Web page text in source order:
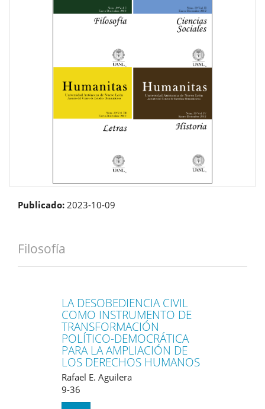
Publicado: 2023-10-09
Filosofía
LA DESOBEDIENCIA CIVIL
COMO INSTRUMENTO DE
TRANSFORMACIÓN
POLÍTICO-DEMOCRÁTICA
PARA LA AMPLIACIÓN DE
LOS DERECHOS HUMANOS
Rafael E. Aguilera
9-36